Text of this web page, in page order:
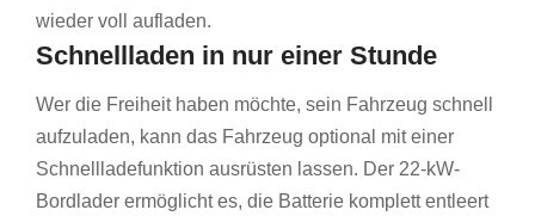
wieder voll aufladen.
Schnellladen in nur einer Stunde
Wer die Freiheit haben möchte, sein Fahrzeug schnell
aufzuladen, kann das Fahrzeug optional mit einer
Schnellladefunktion ausrüsten lassen. Der 22-kW-
Bordlader ermöglicht es, die Batterie komplett entleert